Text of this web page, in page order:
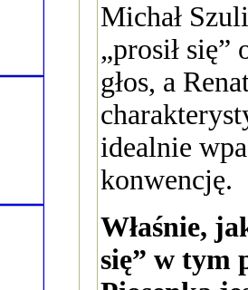
Michał
„prosił
głos, a
idealnie
konwencję.
Właśnie,
się” w tym